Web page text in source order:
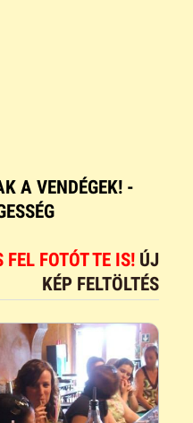
A VENDÉGEK! -
FEL FOTÓT TE IS! ÚJ
KÉP FELTÖLTÉS